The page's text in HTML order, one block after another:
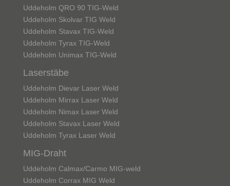
Uddeholm QRO 90 TIG-Weld
Uddeholm Skolvar TIG Weld
Uddeholm Stavax TIG-Weld
Uddeholm Tyrax TIG-Weld
Uddeholm Unimax TIG-Weld
Laserstäbe
Uddeholm Dievar Laser Weld
Uddeholm Mirrax Laser Weld
Uddeholm Nimax Laser Weld
Uddeholm Stavax Laser Weld
Uddeholm Tyrax Laser Weld
MIG-Draht
Uddeholm Calmax/Carmo MIG-weld
Uddeholm Corrax MIG Weld